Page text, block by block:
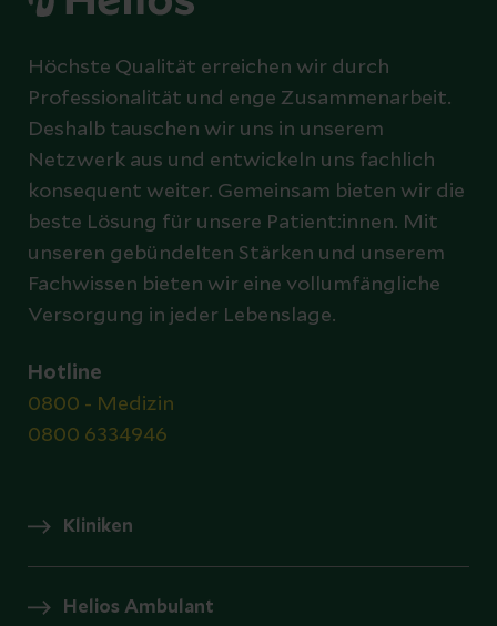
Höchste Qualität erreichen wir durch
Professionalität und enge Zusammenarbeit.
Deshalb tauschen wir uns in unserem
Netzwerk aus und entwickeln uns fachlich
konsequent weiter. Gemeinsam bieten wir die
beste Lösung für unsere Patient:innen. Mit
unseren gebündelten Stärken und unserem
Fachwissen bieten wir eine vollumfängliche
Versorgung in jeder Lebenslage.
Hotline
0800 - Medizin
0800 6334946
Kliniken
Helios Ambulant